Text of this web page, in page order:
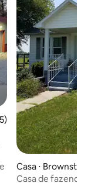
avaliação média
Casa ⋅
Casa de fazenda